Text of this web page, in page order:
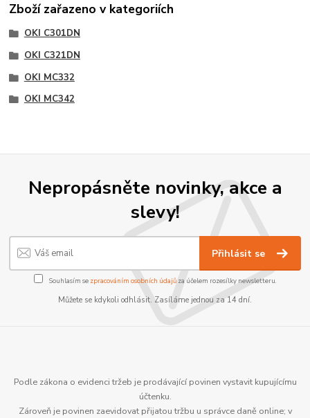
Zboží zařazeno v kategoriích
OKI C301DN
OKI C321DN
OKI MC332
OKI MC342
Nepropásněte novinky, akce a
slevy!
Přihlásit se
Souhlasím se zpracováním osobních údajůza účelem rozesílky newsletteru.
Můžete se kdykoli odhlásit. Zasíláme jednou za 14 dní.
Podle zákona o evidenci tržeb je prodávající povinen vystavit kupujícímu
účtenku.
Zároveň je povinen zaevidovat přijatou tržbu u správce daně online; v